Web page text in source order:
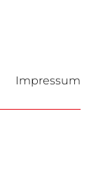
Impressum